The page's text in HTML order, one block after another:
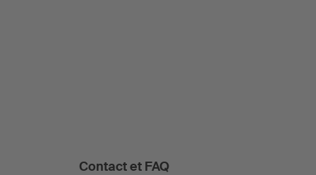
Contact et FAQ